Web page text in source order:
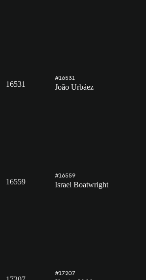
16531
#16531
João Urbáez
16559
#16559
Israel Boatwright
#17207